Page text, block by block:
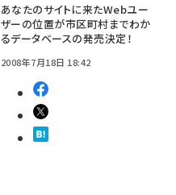
あなたのサイトに来たWebユー
ザーの位置が市区町村までわか
るデータベースの発売決定！
2008年7月18日 18:42